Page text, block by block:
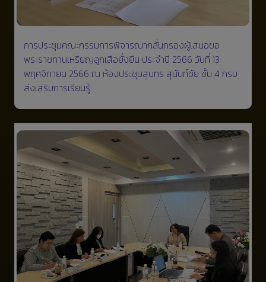
การประชุมคณะกรรมการพิจารณากลั่นกรองผู้เสนอขอ
พระราชทานเหรียญลูกเสือยั่งยืน ประจำปี 2566 วันที่ 13
พฤศจิกายน 2566 ณ ห้องประชุมสุนทร สุนันท์ชัย ชั้น 4 กรม
ส่งเสริมการเรียนรู้